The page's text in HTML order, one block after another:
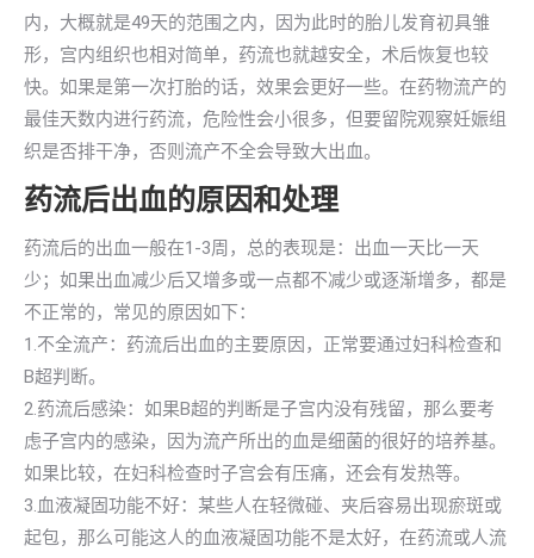
内，大概就是49天的范围之内，因为此时的胎儿发育初具雏
形，宫内组织也相对简单，药流也就越安全，术后恢复也较
快。如果是第一次打胎的话，效果会更好一些。在药物流产的
最佳天数内进行药流，危险性会小很多，但要留院观察妊娠组
织是否排干净，否则流产不全会导致大出血。
药流后出血的原因和处理
药流后的出血一般在1-3周，总的表现是：出血一天比一天
少；如果出血减少后又增多或一点都不减少或逐渐增多，都是
不正常的，常见的原因如下：
1.不全流产：药流后出血的主要原因，正常要通过妇科检查和
B超判断。
2.药流后感染：如果B超的判断是子宫内没有残留，那么要考
虑子宫内的感染，因为流产所出的血是细菌的很好的培养基。
如果比较，在妇科检查时子宫会有压痛，还会有发热等。
3.血液凝固功能不好：某些人在轻微碰、夹后容易出现瘀斑或
起包，那么可能这人的血液凝固功能不是太好，在药流或人流